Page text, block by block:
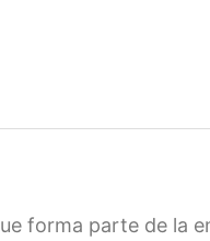
forma parte de la